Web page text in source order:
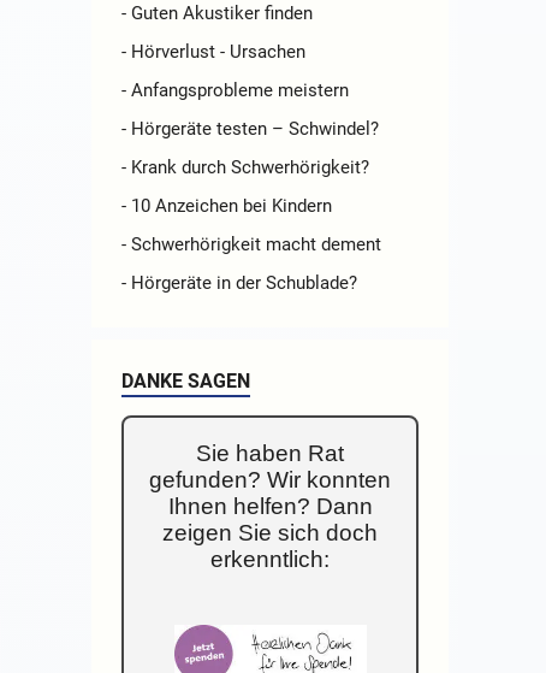
- Guten Akustiker finden
- Hörverlust - Ursachen
- Anfangsprobleme meistern
- Hörgeräte testen – Schwindel?
- Krank durch Schwerhörigkeit?
- 10 Anzeichen bei Kindern
- Schwerhörigkeit macht dement
- Hörgeräte in der Schublade?
DANKE SAGEN
Sie haben Rat
gefunden? Wir konnten
Ihnen helfen? Dann
zeigen Sie sich doch
erkenntlich: